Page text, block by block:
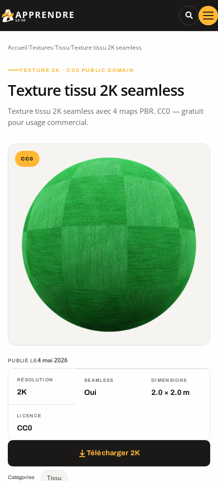
Accueil/Textures/Tissu/Texture tissu 2K seamless
TEXTURE 2K · CC0 PUBLIC DOMAIN
Texture tissu 2K seamless
Texture tissu 2K seamless avec 4 maps PBR. CC0 — gratuit
pour usage commercial.
CC0
PUBLIÉ LE4 mai 2026
RÉSOLUTION
2K
SEAMLESS
Oui
DIMENSIONS
2.0 × 2.0 m
LICENCE
CC0
Télécharger 2K
Catégories Tissu